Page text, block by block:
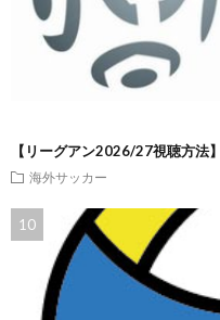
【リーグアン2026/27視聴方法
海外サッカー